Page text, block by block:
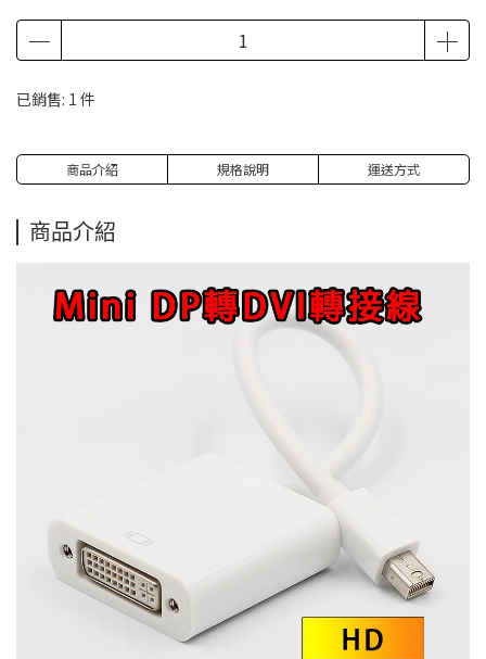
已銷售: 1 件
商品介紹 規格說明 運送方式
商品介紹